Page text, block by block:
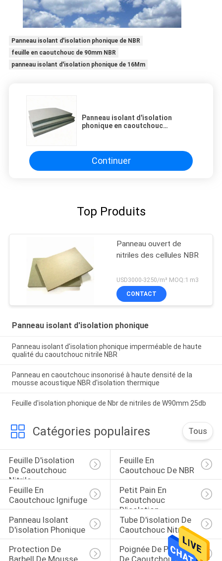
Panneau isolant d'isolation phonique de NBR
feuille en caoutchouc de 90mm NBR
panneau isolant d'isolation phonique de 16Mm
Panneau isolant d'isolation
phonique en caoutchouc
de construction
Continuer
Top Produits
Panneau ouvert de
nitriles des cellules NBR
USD3000-3250/m³ MOQ:1 m3
CONTACT
Panneau isolant d'isolation phonique
Panneau isolant d'isolation phonique imperméable de haute
qualité du caoutchouc nitrile NBR
Panneau en caoutchouc insonorisé à haute densité de la
mousse acoustique NBR d'isolation thermique
Feuille d'isolation phonique de Nbr de nitriles de W90mm 25db
Catégories populaires Tous
Feuille D'isolation
De Caoutchouc
Nitrile
Feuille En
Caoutchouc De NBR
Feuille En
Caoutchouc Ignifuge
Petit Pain En
Caoutchouc
D'isolation
Panneau Isolant
D'isolation Phonique
Tube D'isolation De
Caoutchouc Nitrile
Protection De
Poignée De Poignée